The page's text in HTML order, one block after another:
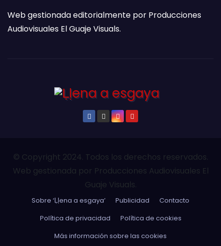
Web gestionada editorialmente por Producciones
Audiovisuales El Guaje Visuals.
© Copyright 2024. Todos los derechos reservados.
Web gestionada por Producciones Audiovisuales El
Guaje Visuals.
Sobre ‘Ḷḷena a esgaya’ Publicidad
Contacto
Política de privacidad
Política de cookies
Más información sobre las cookies